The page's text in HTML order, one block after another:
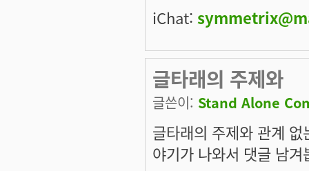
iChat:
글타래의 주제와
글쓴이: Stand Alone
글타래의 주제와 관계
야기가 나와서 댓글 남겨